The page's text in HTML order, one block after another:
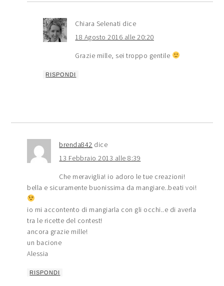
Chiara Selenati dice
18 Agosto 2016 alle 20:20
Grazie mille, sei troppo gentile
RISPONDI
brenda842 dice
13 Febbraio 2013 alle 8:39
Che meraviglia! io adoro le tue creazioni!
bella e sicuramente buonissima da mangiare..beati voi!
io mi accontento di mangiarla con gli occhi..e di averla
tra le ricette del contest!
ancora grazie mille!
un bacione
Alessia
RISPONDI